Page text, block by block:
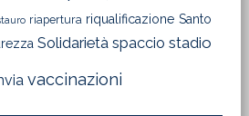
riapertura riqualificazione Santo
Solidarietà spaccio stadio
vaccinazioni